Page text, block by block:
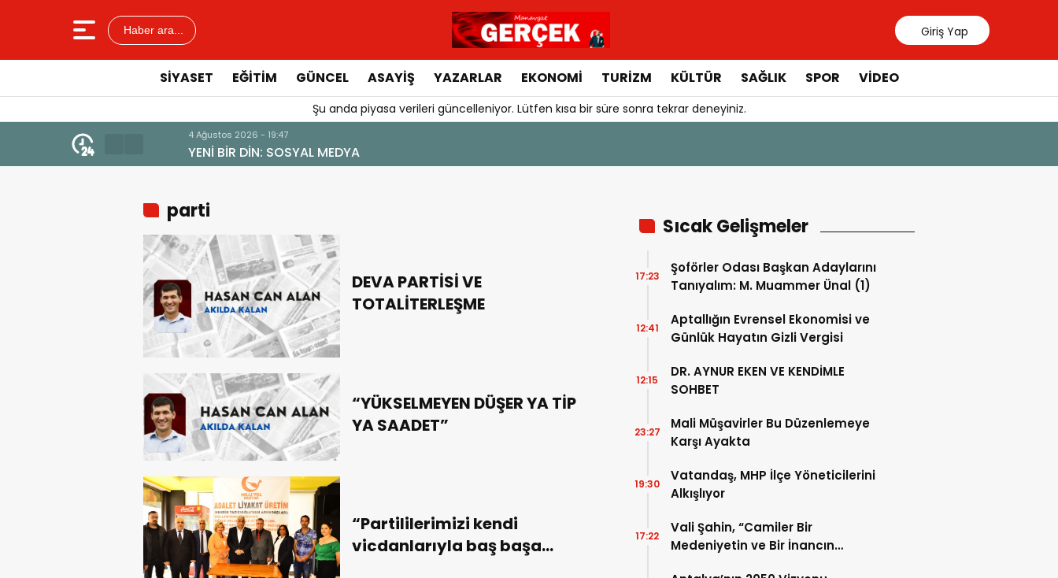
Haber ara... Giriş Yap
SIYASET EĞITIM GÜNCEL ASAYIŞ YAZARLAR EKONOMI TURIZM KÜLTÜR SAĞLIK SPOR VIDEO
Şu anda piyasa verileri güncelleniyor. Lütfen kısa bir süre sonra tekrar deneyiniz.
4 Ağustos 2026 - 19:47
YENİ BİR DİN: SOSYAL MEDYA
parti
DEVA PARTİSİ VE
TOTALİTERLEŞME
“YÜKSELMEYEN DÜŞER YA TİP
YA SAADET”
“Partililerimizi kendi
vicdanlarıyla baş başa
Sıcak Gelişmeler
Şoförler Odası Başkan Adaylarını
Tanıyalım: M. Muammer Ünal (1)
17:23
Aptallığın Evrensel Ekonomisi ve
Günlük Hayatın Gizli Vergisi
12:41
DR. AYNUR EKEN VE KENDİMLE
SOHBET
12:15
Mali Müşavirler Bu Düzenlemeye
Karşı Ayakta
23:27
Vatandaş, MHP İlçe Yöneticilerini
Alkışlıyor
19:30
Vali Şahin, “Camiler Bir
Medeniyetin ve Bir İnancın
17:22